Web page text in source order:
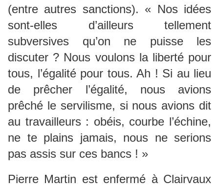
(entre autres sanctions). « Nos idées
sont-elles d’ailleurs tellement
subversives qu’on ne puisse les
discuter ? Nous voulons la liberté pour
tous, l’égalité pour tous. Ah ! Si au lieu
de prêcher l’égalité, nous avions
prêché le servilisme, si nous avions dit
au travailleurs : obéis, courbe l’échine,
ne te plains jamais, nous ne serions
pas assis sur ces bancs ! »
Pierre Martin est enfermé à Clairvaux